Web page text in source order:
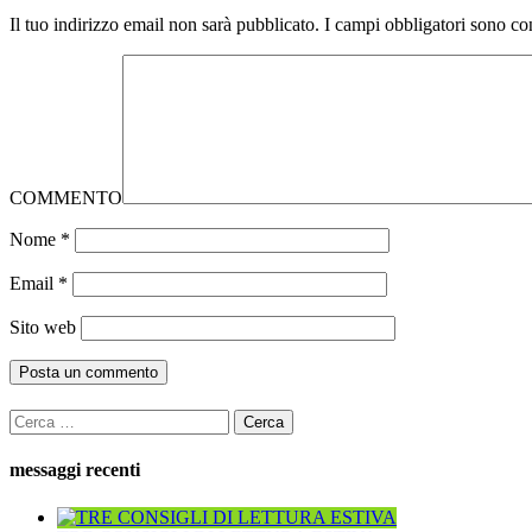
Il tuo indirizzo email non sarà pubblicato. I campi obbligatori sono
COMMENTO
Nome *
Email *
Sito web
Ricerca
per:
messaggi recenti